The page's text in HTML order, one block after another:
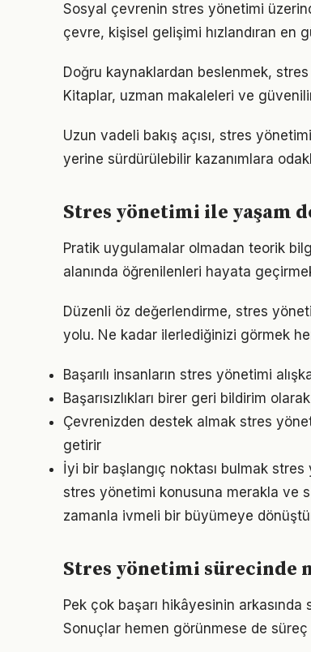
Sosyal çevrenin stres yönetimi
çevre, kişisel gelişimi hızlandıran en
Doğru kaynaklardan beslenmek,
Kitaplar, uzman makaleleri ve
Uzun vadeli bakış açısı, stres
yerine sürdürülebilir kazanımlara
Stres yönetimi ile yaşam
Pratik uygulamalar olmadan teorik
alanında öğrenilenleri hayata
Düzenli öz değerlendirme, stres
yolu. Ne kadar ilerlediğinizi görmek
Başarılı insanların stres yönetimi
Başarısızlıkları birer geri bildirim
Çevrenizden destek almak stres
getirir
İyi bir başlangıç noktası bulmak
stres yönetimi konusuna merakla ve
zamanla ivmeli bir büyümeye
Stres yönetimi sürecinde
Pek çok başarı hikâyesinin
Sonuçlar hemen görünmese de